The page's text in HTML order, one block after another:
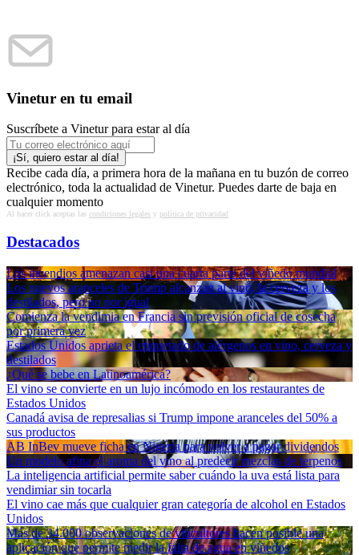
Vinetur en tu email
Suscríbete a Vinetur para estar al día
Recibe cada día, a primera hora de la mañana en tu buzón de correo
electrónico, toda la actualidad de Vinetur. Puedes darte de baja en
cualquier momento
Al hacer click aceptas las condiciones legales y política de privacidad
Destacados
Los incendios amenazan casi una cuarta parte del viñedo mundial
Los nuevos aranceles de Trump alcanzan al vino, la cerveza y los
destilados, pero no por igual
Comienza la vendimia en Francia sin previsión oficial de cosecha
por primera vez
Estados Unidos aprieta el etiquetado de alérgenos en vino, cerveza y
destilados
¿Qué se bebe en Latinoamérica?
El vino se convierte en un lujo incómodo en los restaurantes de
Estados Unidos
Canadá avisa de represalias si Trump impone aranceles del 50% a
sus productos
AB InBev mueve ficha en Nigeria para volver a pagar dividendos
Un modelo afina el aroma del vino al predecir mezclas de terpenos
La inteligencia artificial permite saber cuándo la uva está lista para
vendimiar sin tocarla
El vino cae más que cualquier gran categoría de alcohol en Estados
Unidos
Más de 34.000 observaciones de viticultores hacen posible una
aplicación que permite medir la falta de agua en viñedos